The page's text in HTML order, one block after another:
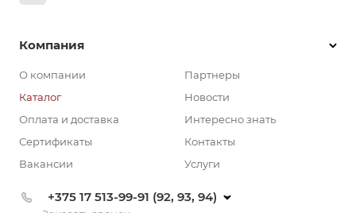
Компания
О компании
Каталог
Оплата и доставка
Сертификаты
Вакансии
Партнеры
Новости
Интересно знать
Контакты
Услуги
+375 17 513-99-91 (92, 93, 94)